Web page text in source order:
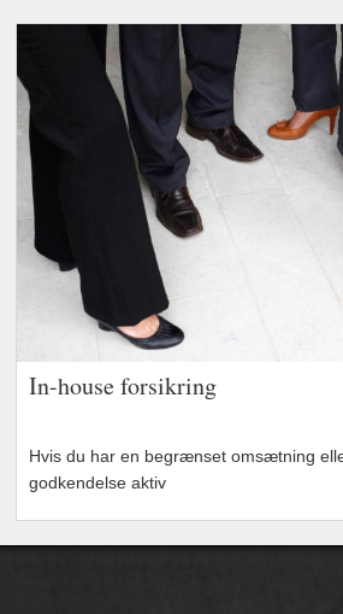
In-house forsikring
Hvis du har en begrænset omsætning
godkendelse aktiv